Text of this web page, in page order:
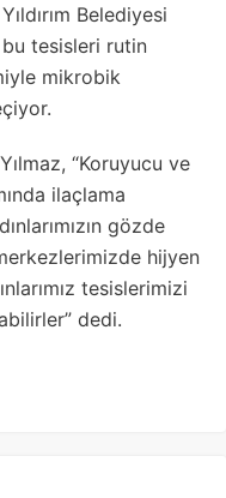
Belediyesi
bu tesisleri rutin
mikrobik
“Koruyucu ve
ilaçlama
gözde
hijyen
tesislerimizi
dedi.